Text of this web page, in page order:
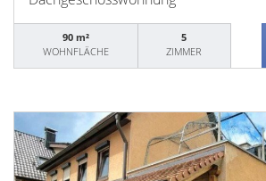
90 m²
WOHNFLÄCHE
5
ZIMMER